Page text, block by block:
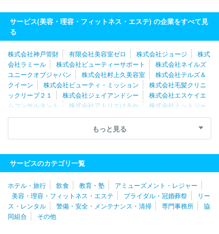
ガ
株式会社マイスタイル 株式会社米坂
株式会社神戸管財
株式会社セクト
株式会社ミットジャパン
サービス(美容・理容・フィットネス・エステ) の企業をすべて見
る
株式会社神戸管財 有限会社美容室ゼロ 株式会社ジョージ
株式
会社ラミール
株式会社ビューティーサポート
株式会社ネイルズ
ユニークオブジャパン
株式会社村上久美容室
株式会社テルズ＆
クイーン
株式会社ビューティ・ミッション
株式会社毛髪クリニ
ックリーブ２１
株式会社ジェイアンドシー
株式会社エスケイエ
ムコンサルタント
株式会社アトリエはるか
株式会社ミットジャ
パン
株式会社カットツイン 有限会社エル
株式会社セクト
株式会社ニューロード
株式会
社ザ・フォウルビ
会社バイオテクノロジービューティー
株式会社アーチ
株式会社
コンヴァノ
キュービーネット株式会社
会社ボディワーク
株式会社ビューマインド
株式会社セントラヴ
ィ
ＴＢＣグループ株式会社 株式会社柿本榮三美容室
株式会社
アアルト
株式会社マイスタイル
株式会社ジェイファムコーポレ
ーション
株式会社遠藤波津子美容室
もっと見る
サービスのカテゴリ一覧
ホテル・旅行 飲食 教育・塾
アミューズメント・レジャー
美容・理容・フィットネス・エステ
ブライダル・冠婚葬祭
リー
ス・レンタル
警備・安全・メンテナンス・清掃 専門事務所
協
同組合
その他